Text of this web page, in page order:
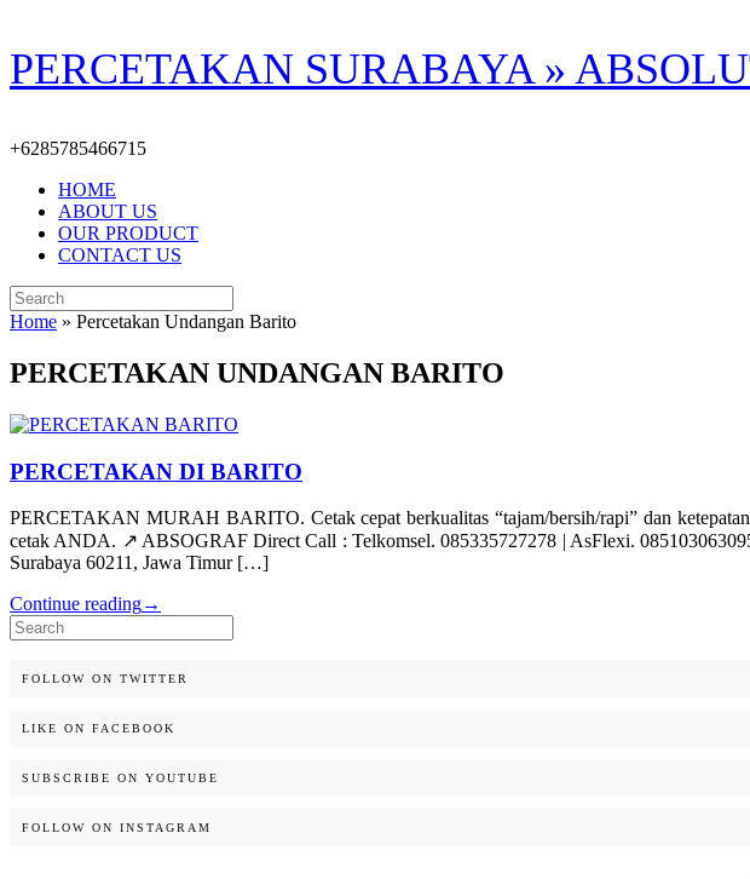
Skip
to
content
PERCETAKAN SURABAYA »
+6285785466715
HOME
ABOUT US
OUR PRODUCT
CONTACT US
Search
for:
Home » Percetakan Undangan Barito
PERCETAKAN UNDANGAN BARITO
PERCETAKAN DI BARITO
PERCETAKAN MURAH BARITO. Cetak cepat berkualitas “tajam/bersih/rapi” dan
cetak ANDA. ↗️ ABSOGRAF Direct Call : Telkomsel. 085335727278 | AsFlexi.
Surabaya 60211, Jawa Timur […]
Continue reading→
Search
for:
FOLLOW ON TWITTER
LIKE ON FACEBOOK
SUBSCRIBE ON YOUTUBE
FOLLOW ON INSTAGRAM